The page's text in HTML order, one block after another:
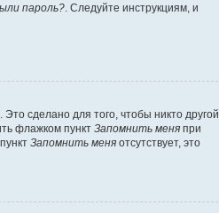
пароль? . Следуйте инструкциям, и
сделано для того, чтобы никто другой
флажком пункт Запомнить меня при
Запомнить меня отсутствует, это